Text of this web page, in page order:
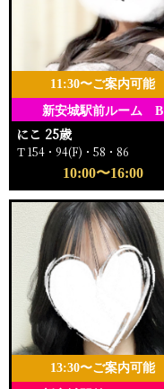
新安城駅前ルーム B
11:30〜ご案内可能
にこ 25歳
Ｔ154・94(F)・58・86
10:00〜16:00
13:30〜ご案内可能